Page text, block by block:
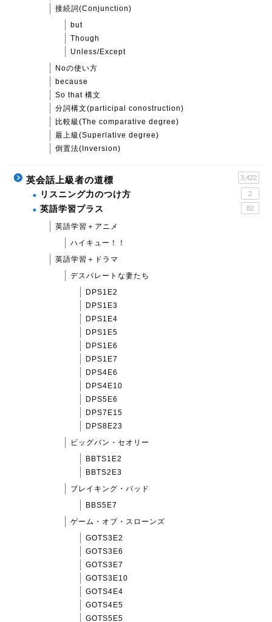
接続詞(Conjunction)
but
Though
Unless/Except
Noの使い方
because
So that 構文
分詞構文(participal conostruction)
比較級(The comparative degree)
最上級(Superlative degree)
倒置法(Inversion)
英会話上級者の道標 3,422
リスニング力のつけ方 2
英語学習プラス 82
英語学習＋アニメ
ハイキュー！！
英語学習＋ドラマ
デスパレートな妻たち
DPS1E2
DPS1E3
DPS1E4
DPS1E5
DPS1E6
DPS1E7
DPS4E6
DPS4E10
DPS5E6
DPS7E15
DPS8E23
ビッグバン・セオリー
BBTS1E2
BBTS2E3
ブレイキング・バッド
BBS5E7
ゲーム・オブ・スローンズ
GOTS3E2
GOTS3E6
GOTS3E7
GOTS3E10
GOTS4E4
GOTS4E5
GOTS5E5